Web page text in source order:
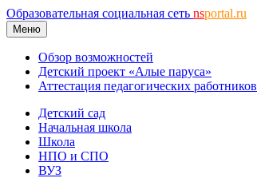
Образовательная социальная сеть nsportal.ru
Меню
Обзор возможностей
Детский проект «Алые паруса»
Аттестация педагогических работников
Детский сад
Начальная школа
Школа
НПО и СПО
ВУЗ